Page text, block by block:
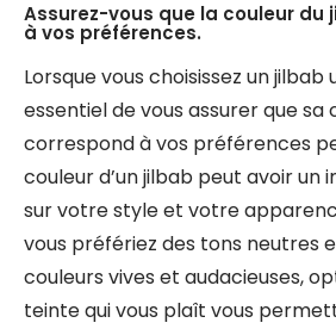
Assurez-vous que la couleur du
à vos préférences.
Lorsque vous choisissez un jilbab
essentiel de vous assurer que sa
correspond à vos préférences
couleur d’un jilbab peut avoir un
sur votre style et votre
vous préfériez des tons neutres
couleurs vives et audacieuses,
teinte qui vous plaît vous